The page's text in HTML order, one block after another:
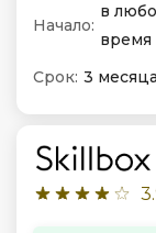
Начало:
в
время
Срок: 3 месяца